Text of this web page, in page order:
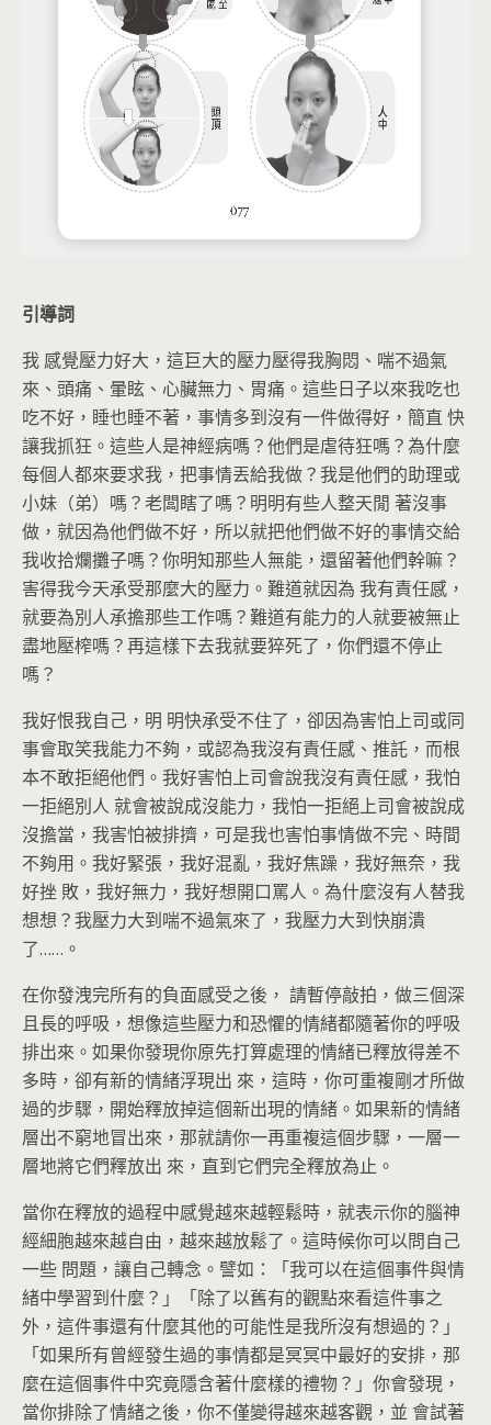
引導詞
我 感覺壓力好大，這巨大的壓力壓得我胸悶、喘不過氣
來、頭痛、暈眩、心臟無力、胃痛。這些日子以來我吃也
吃不好，睡也睡不著，事情多到沒有一件做得好，簡直 快
讓我抓狂。這些人是神經病嗎？他們是虐待狂嗎？為什麼
每個人都來要求我，把事情丟給我做？我是他們的助理或
小妹（弟）嗎？老闆瞎了嗎？明明有些人整天閒 著沒事
做，就因為他們做不好，所以就把他們做不好的事情交給
我收拾爛攤子嗎？你明知那些人無能，還留著他們幹嘛？
害得我今天承受那麼大的壓力。難道就因為 我有責任感，
就要為別人承擔那些工作嗎？難道有能力的人就要被無止
盡地壓榨嗎？再這樣下去我就要猝死了，你們還不停止
嗎？
我好恨我自己，明 明快承受不住了，卻因為害怕上司或同
事會取笑我能力不夠，或認為我沒有責任感、推託，而根
本不敢拒絕他們。我好害怕上司會說我沒有責任感，我怕
一拒絕別人 就會被說成沒能力，我怕一拒絕上司會被說成
沒擔當，我害怕被排擠，可是我也害怕事情做不完、時間
不夠用。我好緊張，我好混亂，我好焦躁，我好無奈，我
好挫 敗，我好無力，我好想開口罵人。為什麼沒有人替我
想想？我壓力大到喘不過氣來了，我壓力大到快崩潰
了……。
在你發洩完所有的負面感受之後， 請暫停敲拍，做三個深
且長的呼吸，想像這些壓力和恐懼的情緒都隨著你的呼吸
排出來。如果你發現你原先打算處理的情緒已釋放得差不
多時，卻有新的情緒浮現出 來，這時，你可重複剛才所做
過的步驟，開始釋放掉這個新出現的情緒。如果新的情緒
層出不窮地冒出來，那就請你一再重複這個步驟，一層一
層地將它們釋放出 來，直到它們完全釋放為止。
當你在釋放的過程中感覺越來越輕鬆時，就表示你的腦神
經細胞越來越自由，越來越放鬆了。這時候你可以問自己
一些 問題，讓自己轉念。譬如：「我可以在這個事件與情
緒中學習到什麼？」「除了以舊有的觀點來看這件事之
外，這件事還有什麼其他的可能性是我所沒有想過的？」
「如果所有曾經發生過的事情都是冥冥中最好的安排，那
麼在這個事件中究竟隱含著什麼樣的禮物？」你會發現，
當你排除了情緒之後，你不僅變得越來越客觀，並 會試著